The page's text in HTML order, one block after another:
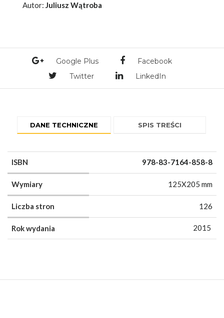
Autor: Juliusz Wątroba
Google Plus
Facebook
Twitter
LinkedIn
DANE TECHNICZNE SPIS TREŚCI
ISBN 978-83-7164-858-8
Wymiary 125X205 mm
Liczba stron 126
Rok wydania 2015